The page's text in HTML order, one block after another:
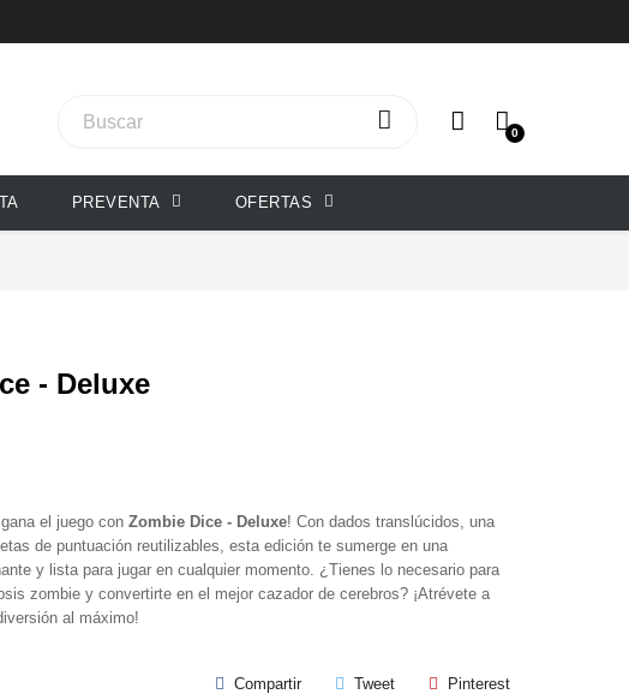
0
PREVENTA OFERTAS
- Deluxe
el juego con Zombie Dice - Deluxe! Con dados translúcidos, una
de puntuación reutilizables, esta edición te sumerge en una
y lista para jugar en cualquier momento. ¿Tienes lo necesario para
zombie y convertirte en el mejor cazador de cerebros? ¡Atrévete a
al máximo!
Compartir Tweet Pinterest